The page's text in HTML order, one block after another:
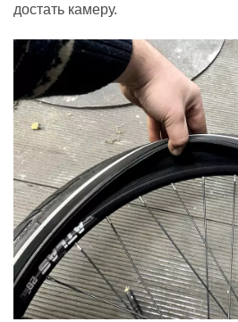
достать камеру.